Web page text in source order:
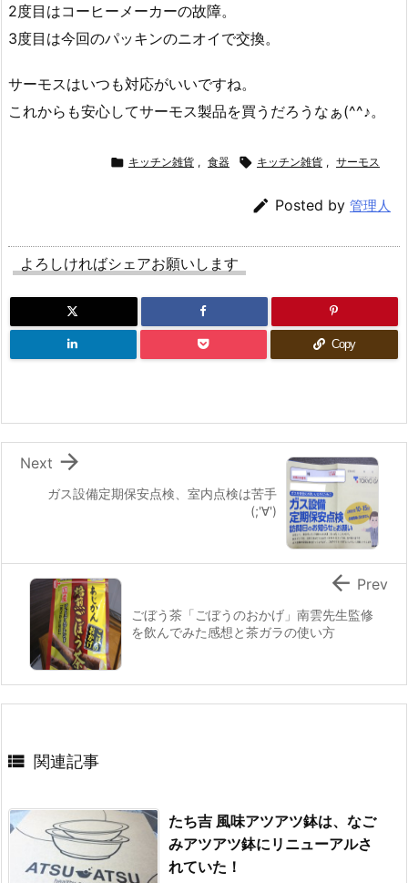
2度目はコーヒーメーカーの故障。
3度目は今回のパッキンのニオイで交換。
サーモスはいつも対応がいいですね。
これからも安心してサーモス製品を買うだろうなぁ(^^♪。
 キッチン雑貨 , 食器  キッチン雑貨 , サーモス
 Posted by 管理人
よろしければシェアお願いします
Copy
ガス設備定期保安点検、室内点検は苦手
(;'∀')

Next
ごぼう茶「ごぼうのおかげ」南雲先生監修
を飲んでみた感想と茶ガラの使い方
 Prev
 関連記事
たち吉 風味アツアツ鉢は、なご
みアツアツ鉢にリニューアルさ
れていた！